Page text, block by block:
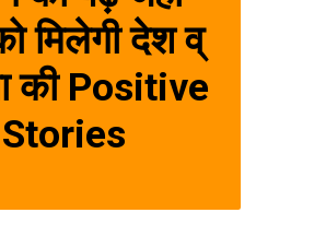
मिलेगी देश व्
की Positive
Stories